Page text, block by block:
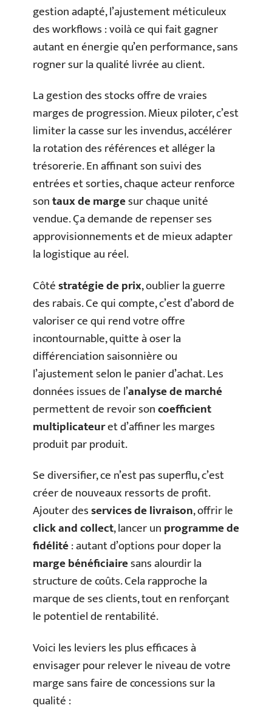
gestion adapté, l’ajustement méticuleux
des workflows : voilà ce qui fait gagner
autant en énergie qu’en performance, sans
rogner sur la qualité livrée au client.
La gestion des stocks offre de vraies
marges de progression. Mieux piloter, c’est
limiter la casse sur les invendus, accélérer
la rotation des références et alléger la
trésorerie. En affinant son suivi des
entrées et sorties, chaque acteur renforce
sontaux de margesur chaque unité
vendue. Ça demande de repenser ses
approvisionnements et de mieux adapter
la logistique au réel.
Côtéstratégie de prix, oublier la guerre
des rabais. Ce qui compte, c’est d’abord de
valoriser ce qui rend votre offre
incontournable, quitte à oser la
différenciation saisonnière ou
l’ajustement selon le panier d’achat. Les
données issues de l’analyse de marché
permettent de revoir soncoefficient
multiplicateuret d’affiner les marges
produit par produit.
Se diversifier, ce n’est pas superflu, c’est
créer de nouveaux ressorts de profit.
Ajouter desservices de livraison, offrir le
click and collect, lancer unprogramme de
fidélité: autant d’options pour doper la
marge bénéficiairesans alourdir la
structure de coûts. Cela rapproche la
marque de ses clients, tout en renforçant
le potentiel de rentabilité.
Voici les leviers les plus efficaces à
envisager pour relever le niveau de votre
marge sans faire de concessions sur la
qualité :